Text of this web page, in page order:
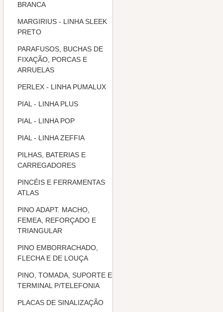
BRANCA
MARGIRIUS - LINHA SLEEK
PRETO
PARAFUSOS, BUCHAS DE
FIXAÇÃO, PORCAS E
ARRUELAS
PERLEX - LINHA PUMALUX
PIAL - LINHA PLUS
PIAL - LINHA POP
PIAL - LINHA ZEFFIA
PILHAS, BATERIAS E
CARREGADORES
PINCÉIS E FERRAMENTAS
ATLAS
PINO ADAPT. MACHO,
FEMEA, REFORÇADO E
TRIANGULAR
PINO EMBORRACHADO,
FLECHA E DE LOUÇA
PINO, TOMADA, SUPORTE E
TERMINAL P/TELEFONIA
PLACAS DE SINALIZAÇÃO